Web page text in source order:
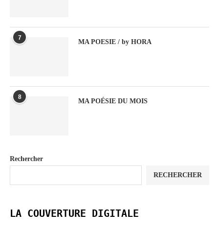
7
MA POESIE / by HORA
8
MA POÉSIE DU MOIS
Rechercher
RECHERCHER
LA COUVERTURE DIGITALE